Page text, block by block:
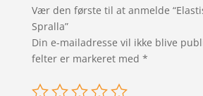
Vær den første til at anmelde
Spralla”
Din e-mailadresse vil ikke blive
felter er markeret med *